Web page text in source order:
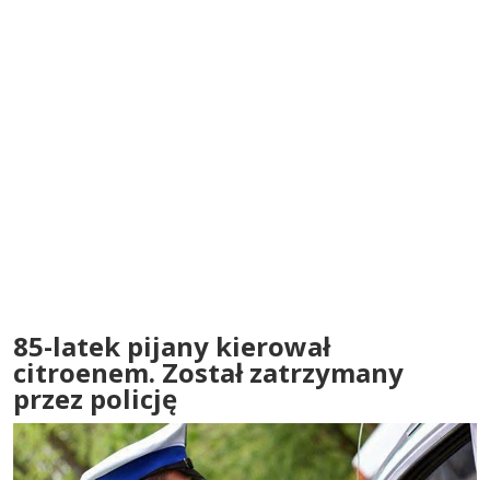
85-latek pijany kierował
citroenem. Został zatrzymany
przez policję